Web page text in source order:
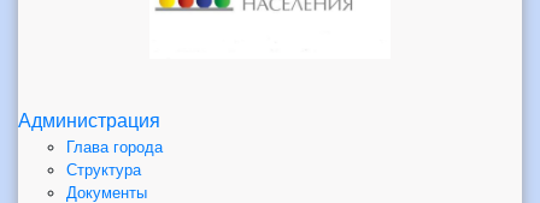
Администрация
Глава города
Структура
Документы